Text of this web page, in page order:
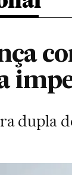
dupla